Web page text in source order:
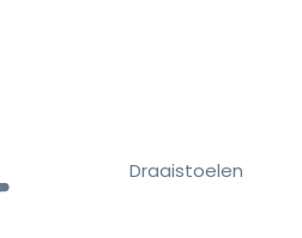
Draaistoelen